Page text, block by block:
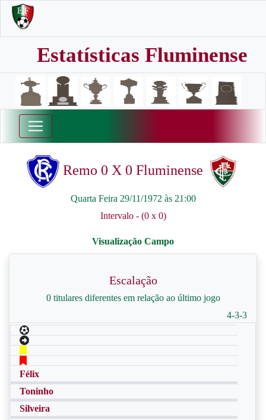
Estatísticas Fluminense
Remo 0 X 0 Fluminense
Quarta Feira 29/11/1972 às 21:00
Intervalo - (0 x 0)
Escalação
0 titulares diferentes em relação ao último jogo
4-3-3
Félix
Toninho
Silveira